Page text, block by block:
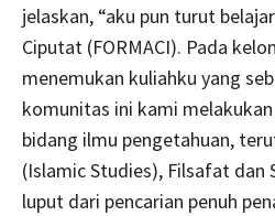
jelaskan, “aku pun turut
Ciputat (FORMACI). Pada
menemukan kuliahku yang
komunitas ini kami
bidang ilmu pengetahuan,
(Islamic Studies), Filsafat dan
luput dari pencarian penuh